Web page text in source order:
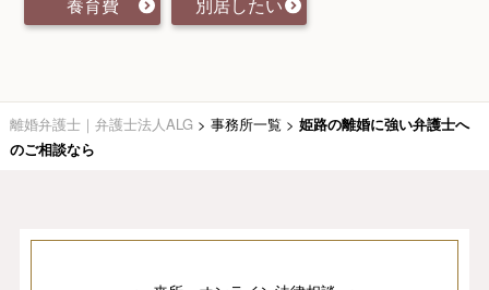
離婚弁護士｜弁護士法人ALG > 事務所一覧 > 姫路の離婚に強い弁護士へ
のご相談なら